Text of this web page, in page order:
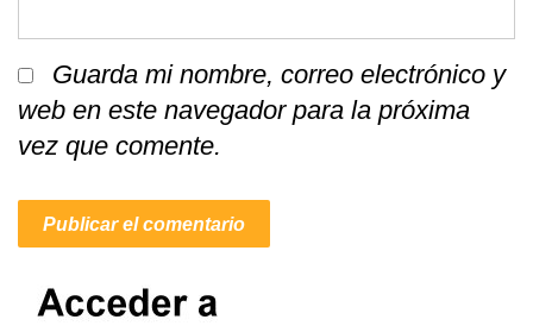
Guarda mi nombre, correo electrónico y
web en este navegador para la próxima
vez que comente.